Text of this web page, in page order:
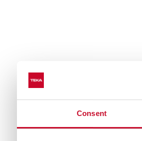
Consent